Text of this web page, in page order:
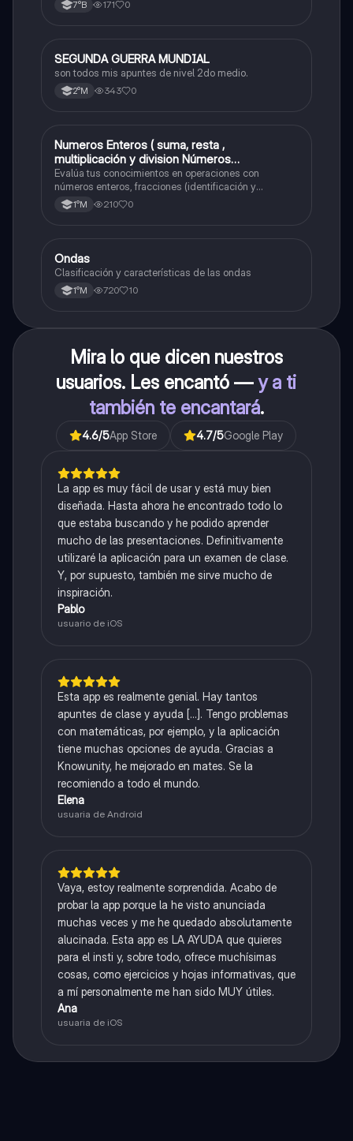
7°B 171 0
Historia
SEGUNDA GUERRA MUNDIAL
son todos mis apuntes de nivel 2do medio.
2°M 343 0
Matemáticas
Numeros Enteros ( suma, resta ,
multiplicación y division Números
Fraccionarios si es Propia o Impropia o mixto
( suma , resta , multiplicación y división)
Porcentaje ( fracción, porcentual y decimal).
Evalúa tus conocimientos en operaciones con
números enteros, fracciones (identificación y
operaciones) y conversiones de porcentajes (fracción,
decimal y viceversa).
1°M 210 0
Física
Ondas
Clasificación y características de las ondas
1°M 720 10
Mira lo que dicen nuestros
usuarios. Les encantó —y a ti
también te encantará.
4.6/5App Store 4.7/5Google Play
La app es muy fácil de usar y está muy bien
diseñada. Hasta ahora he encontrado todo lo
que estaba buscando y he podido aprender
mucho de las presentaciones. Definitivamente
utilizaré la aplicación para un examen de clase.
Y, por supuesto, también me sirve mucho de
inspiración.
Pablo
usuario de iOS
Esta app es realmente genial. Hay tantos
apuntes de clase y ayuda [...]. Tengo problemas
con matemáticas, por ejemplo, y la aplicación
tiene muchas opciones de ayuda. Gracias a
Knowunity, he mejorado en mates. Se la
recomiendo a todo el mundo.
Elena
usuaria de Android
Vaya, estoy realmente sorprendida. Acabo de
probar la app porque la he visto anunciada
muchas veces y me he quedado absolutamente
alucinada. Esta app es LA AYUDA que quieres
para el insti y, sobre todo, ofrece muchísimas
cosas, como ejercicios y hojas informativas, que
a mí personalmente me han sido MUY útiles.
Ana
usuaria de iOS